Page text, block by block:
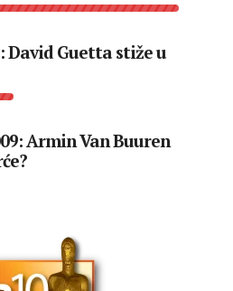
David Guetta stiže u
Armin Van Buuren